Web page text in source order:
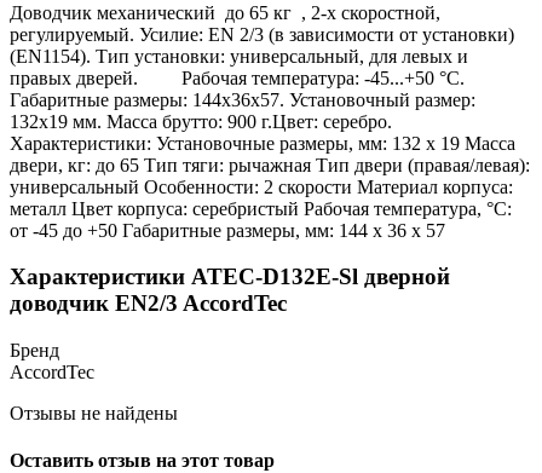
Доводчик механический до 65 кг , 2-х скоростной,
регулируемый. Усилие: EN 2/3 (в зависимости от установки)
(EN1154). Тип установки: универсальный, для левых и
правых дверей. Рабочая температура: -45...+50 °С.
Габаритные размеры: 144х36х57. Установочный размер:
132х19 мм. Масса брутто: 900 г.Цвет: серебро.
Характеристики: Установочные размеры, мм: 132 х 19 Масса
двери, кг: до 65 Тип тяги: рычажная Тип двери (правая/левая):
универсальный Особенности: 2 скорости Материал корпуса:
металл Цвет корпуса: серебристый Рабочая температура, °С:
от -45 до +50 Габаритные размеры, мм: 144 х 36 х 57
Характеристики ATEC-D132E-Sl дверной
доводчик EN2/3 AccordTec
Бренд
AccordTec
Отзывы не найдены
Оставить отзыв на этот товар